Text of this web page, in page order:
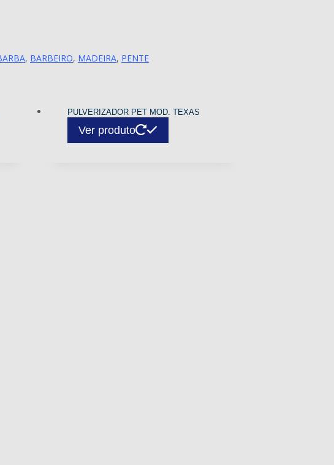
, BARBEIRO, MADEIRA, PENTE
PULVERIZADOR PET MOD. TEXAS
Ver produto